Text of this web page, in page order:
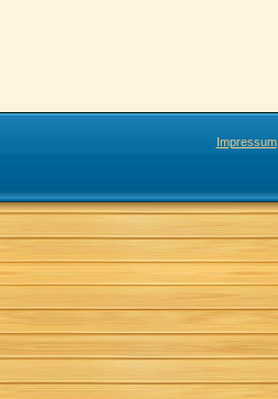
Impressum